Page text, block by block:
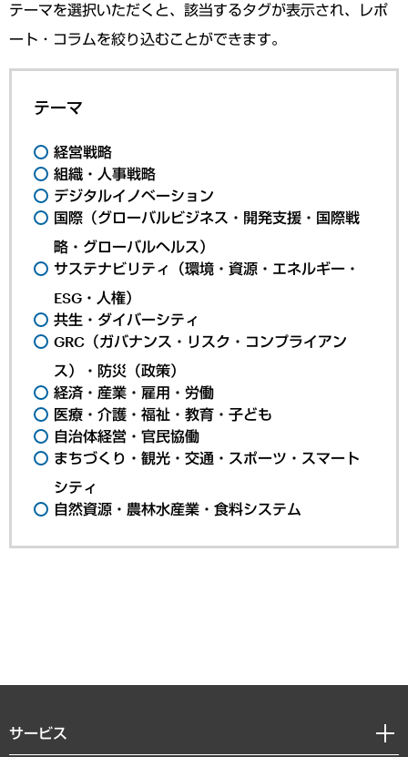
テーマを選択いただくと、該当するタグが表示され、レポ
ート・コラムを絞り込むことができます。
テーマ
経営戦略
組織・人事戦略
デジタルイノベーション
国際（グローバルビジネス・開発支援・国際戦
略・グローバルヘルス）
サステナビリティ（環境・資源・エネルギー・
ESG・人権）
共生・ダイバーシティ
GRC（ガバナンス・リスク・コンプライアン
ス）・防災（政策）
経済・産業・雇用・労働
医療・介護・福祉・教育・子ども
自治体経営・官民協働
まちづくり・観光・交通・スポーツ・スマート
シティ
自然資源・農林水産業・食料システム
サービス